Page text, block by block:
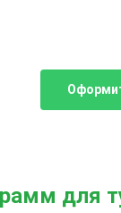
для